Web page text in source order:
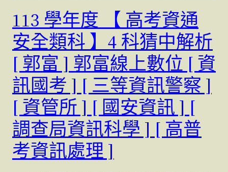
113 學年度 【 高考資通
安全類科 】4 科猜中解析
[ 郭富 ] 郭富線上數位 [ 資
訊國考 ] [ 三等資訊警察 ]
[ 資管所 ] [ 國安資訊 ] [
調查局資訊科學 ] [ 高普
考資訊處理 ]